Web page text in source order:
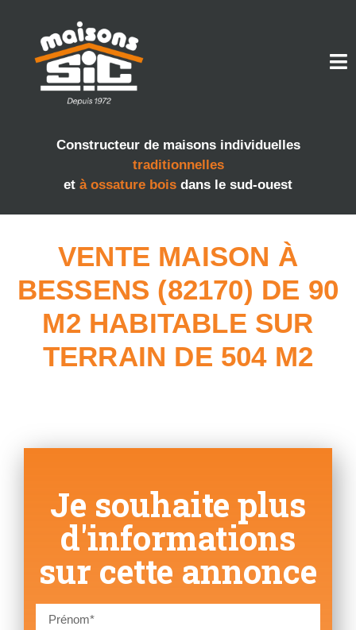
Constructeur de maisons individuelles
traditionnelles
et à ossature bois dans le sud-ouest
VENTE MAISON À
BESSENS (82170) DE 90
M2 HABITABLE SUR
TERRAIN DE 504 M2
Je souhaite plus
d'informations
sur cette annonce